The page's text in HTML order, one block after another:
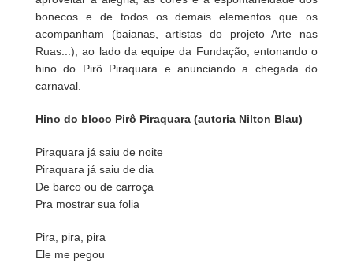
bonecos e de todos os demais elementos que os
acompanham (baianas, artistas do projeto Arte nas
Ruas...), ao lado da equipe da Fundação, entonando o
hino do Pirô Piraquara e anunciando a chegada do
carnaval.
Hino do bloco Pirô Piraquara (autoria Nilton Blau)
Piraquara já saiu de noite
Piraquara já saiu de dia
De barco ou de carroça
Pra mostrar sua folia
Pira, pira, pira
Ele me pegou